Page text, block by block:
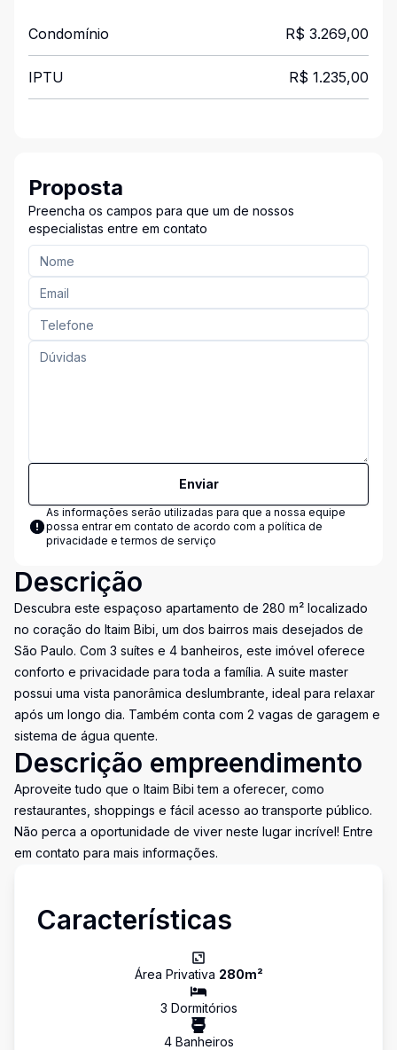
Condomínio R$ 3.269,00
IPTU R$ 1.235,00
Proposta
Preencha os campos para que um de nossos
especialistas entre em contato
Enviar
As informações serão utilizadas para que a nossa equipe
possa entrar em contato de acordo com a política de
privacidade e termos de serviço
Descrição
Descubra este espaçoso apartamento de 280 m² localizado
no coração do Itaim Bibi, um dos bairros mais desejados de
São Paulo. Com 3 suítes e 4 banheiros, este imóvel oferece
conforto e privacidade para toda a família. A suite master
possui uma vista panorâmica deslumbrante, ideal para relaxar
após um longo dia. Também conta com 2 vagas de garagem e
sistema de água quente.
Descrição empreendimento
Aproveite tudo que o Itaim Bibi tem a oferecer, como
restaurantes, shoppings e fácil acesso ao transporte público.
Não perca a oportunidade de viver neste lugar incrível! Entre
em contato para mais informações.
Características
Área Privativa 280m²
3 Dormitórios
4Banheiros